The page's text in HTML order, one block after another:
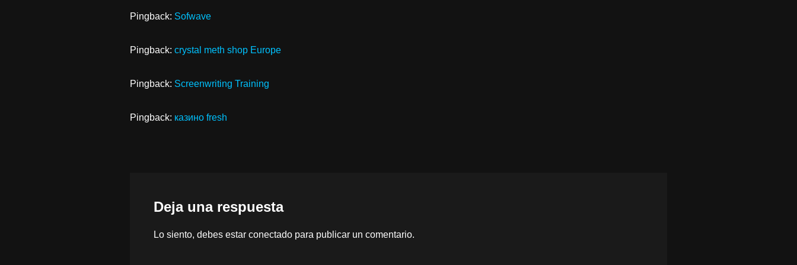
Pingback: Sofwave
Pingback: crystal meth shop Europe
Pingback: Screenwriting Training
Pingback: казино fresh
Deja una respuesta
Lo siento, debes estar conectado para publicar un comentario.